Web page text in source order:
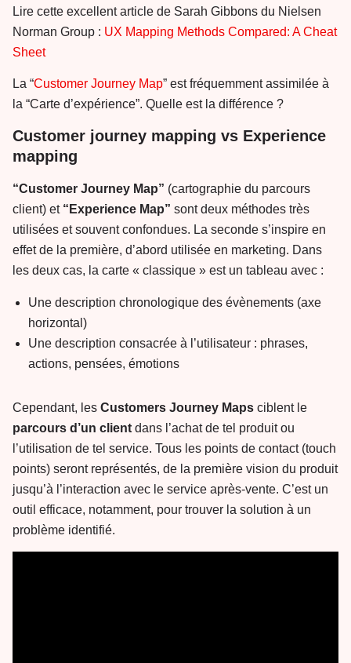
Lire cette excellent article de Sarah Gibbons du Nielsen
Norman Group : UX Mapping Methods Compared: A Cheat
Sheet
La “Customer Journey Map” est fréquemment assimilée à
la “Carte d’expérience”. Quelle est la différence ?
Customer journey mapping vs Experience
mapping
“Customer Journey Map” (cartographie du parcours
client) et “Experience Map” sont deux méthodes très
utilisées et souvent confondues. La seconde s’inspire en
effet de la première, d’abord utilisée en marketing. Dans
les deux cas, la carte « classique » est un tableau avec :
Une description chronologique des évènements (axe
horizontal)
Une description consacrée à l’utilisateur : phrases,
actions, pensées, émotions
Cependant, les Customers Journey Maps ciblent le
parcours d’un client dans l’achat de tel produit ou
l’utilisation de tel service. Tous les points de contact (touch
points) seront représentés, de la première vision du produit
jusqu’à l’interaction avec le service après-vente. C’est un
outil efficace, notamment, pour trouver la solution à un
problème identifié.